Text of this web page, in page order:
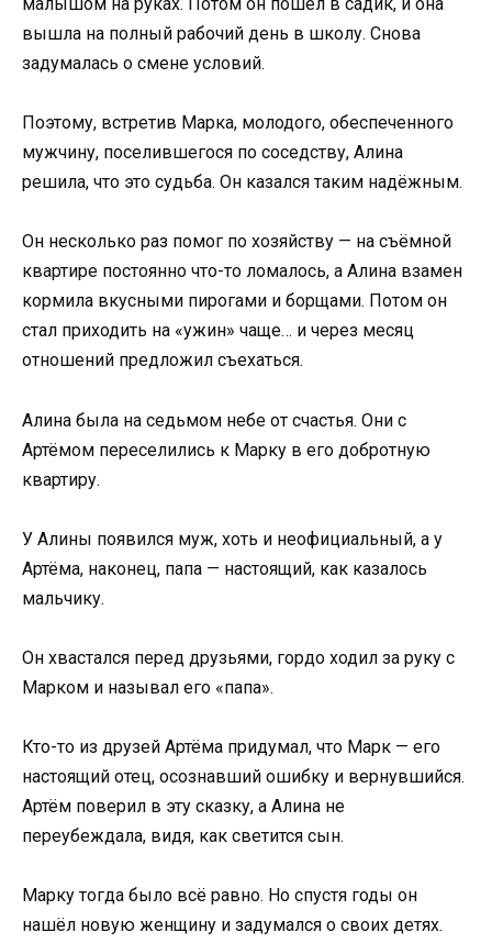
вышла на полный рабочий день в школу. Снова
задумалась о смене условий.
Поэтому, встретив Марка, молодого, обеспеченного
мужчину, поселившегося по соседству, Алина
решила, что это судьба. Он казался таким надёжным.
Он несколько раз помог по хозяйству — на съёмной
квартире постоянно что-то ломалось, а Алина взамен
кормила вкусными пирогами и борщами. Потом он
стал приходить на «ужин» чаще… и через месяц
отношений предложил съехаться.
Алина была на седьмом небе от счастья. Они с
Артёмом переселились к Марку в его добротную
квартиру.
У Алины появился муж, хоть и неофициальный, а у
Артёма, наконец, папа — настоящий, как казалось
мальчику.
Он хвастался перед друзьями, гордо ходил за руку с
Марком и называл его «папа».
Кто-то из друзей Артёма придумал, что Марк — его
настоящий отец, осознавший ошибку и вернувшийся.
Артём поверил в эту сказку, а Алина не
переубеждала, видя, как светится сын.
Марку тогда было всё равно. Но спустя годы он
нашёл новую женщину и задумался о своих детях.